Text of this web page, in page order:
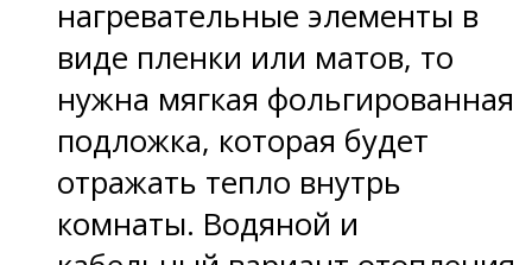
нагревательные элементы в
виде пленки или матов, то
нужна мягкая фольгированная
подложка, которая будет
отражать тепло внутрь
комнаты. Водяной и